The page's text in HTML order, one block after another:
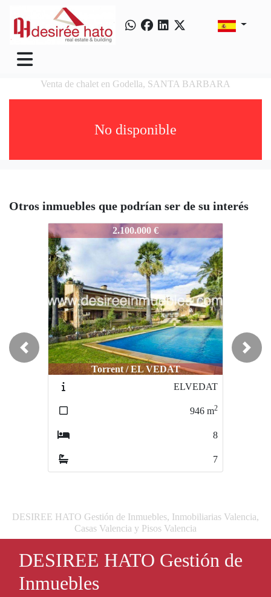
Venta de chalet en Godella, SANTA BARBARA
No disponible
Otros inmuebles que podrían ser de su interés
3802-SANTABARBARA
2.100.000 €
Torrent / EL VEDAT
ELVEDAT
946 m2
8
7
Previous Next
DESIREE HATO Gestión de Inmuebles, Inmobiliarias Valencia,
Casas Valencia y Pisos Valencia
DESIREE HATO Gestión de
Inmuebles